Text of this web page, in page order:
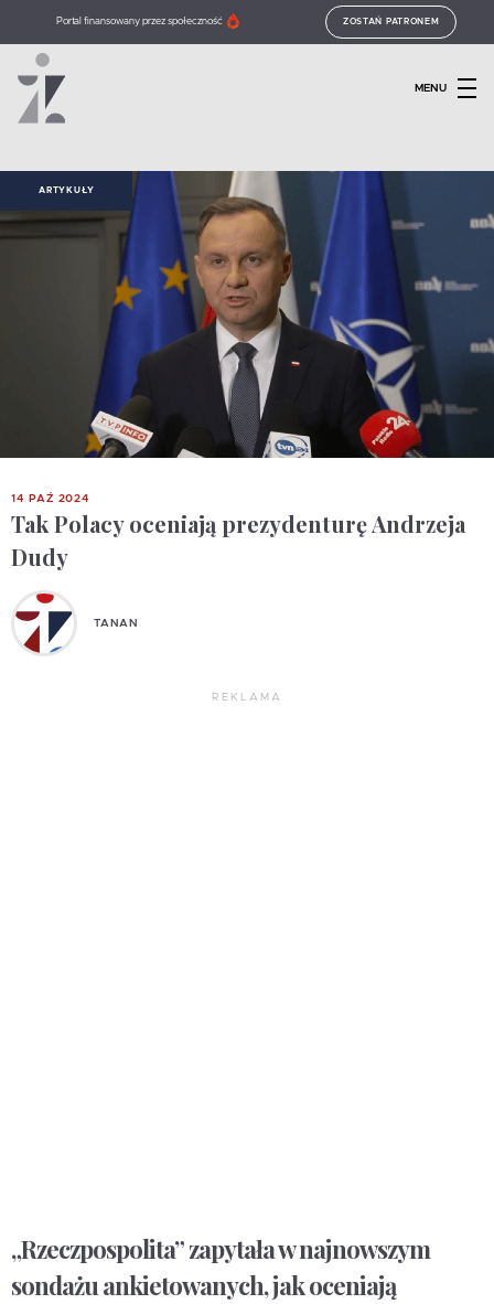
Portal finansowany przez społeczność ZOSTAŃ PATRONEM
MENU
ARTYKUŁY
14 PAŹ 2024
Tak Polacy oceniają prezydenturę Andrzeja
Dudy
TANAN
REKLAMA
„Rzeczpospolita” zapytała w najnowszym
sondażu ankietowanych, jak oceniają